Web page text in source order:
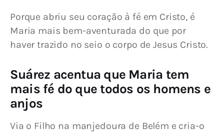
Porque abriu seu coração à fé em Cristo, é
Maria mais bem-aventurada do que por
haver trazido no seio o corpo de Jesus Cristo.
Suárez acentua que Maria tem
mais fé do que todos os homens e
anjos
Via o Filho na manjedoura de Belém e cria-o